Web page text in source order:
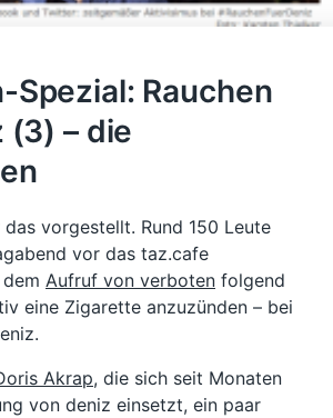
Spezial: Rauchen
(3) – die
vorgestellt. Rund 150 Leute
vor das taz.cafe
Aufruf von verboten folgend
eine Zigarette anzuzünden – bei
Akrap, die sich seit Monaten
von deniz einsetzt, ein paar